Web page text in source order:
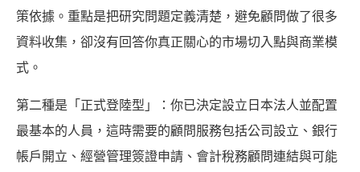
策依據。重點是把研究問題定義清楚，避免顧問做了很多
資料收集，卻沒有回答你真正關心的市場切入點與商業模
式。
第二種是「正式登陸型」：你已決定設立日本法人並配置
最基本的人員，這時需要的顧問服務包括公司設立、銀行
帳戶開立、經營管理簽證申請、會計稅務顧問連結與可能